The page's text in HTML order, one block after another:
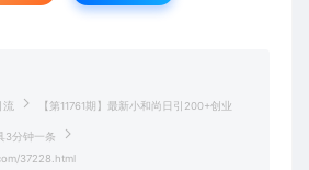
流 【第11761期】最新小和尚日引200+创业
3分钟一条
37228.html